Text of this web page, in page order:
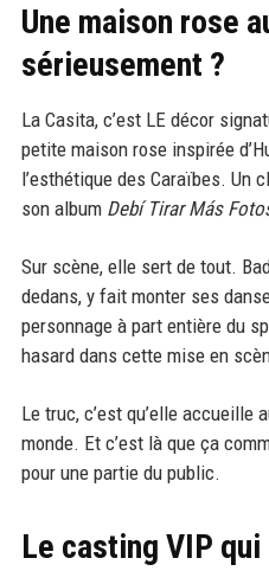
Une maison rose
sérieusement ?
La Casita, c’est LE décor
petite maison rose inspirée
l’esthétique des Caraïbes. Un
son album Debí Tirar Más
Sur scène, elle sert de tout.
dedans, y fait monter ses
personnage à part entière du
hasard dans cette mise en
Le truc, c’est qu’elle accueille
monde. Et c’est là que ça
pour une partie du public.
Le casting VIP